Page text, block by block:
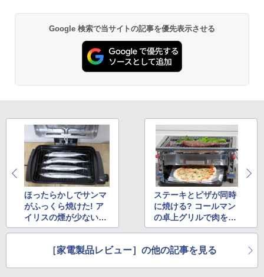
Google 検索で当サイトの記事を優先表示させる
ほったらかしでサンマ
がふっくら焼けた! ア
イリスの煙が少ないロ
ースターがズボラに最
ステーキとピザが同時
に焼ける? コールマン
の卓上グリルで肉を焼
いてみた!
［家電製品レビュー］の他の記事を見る